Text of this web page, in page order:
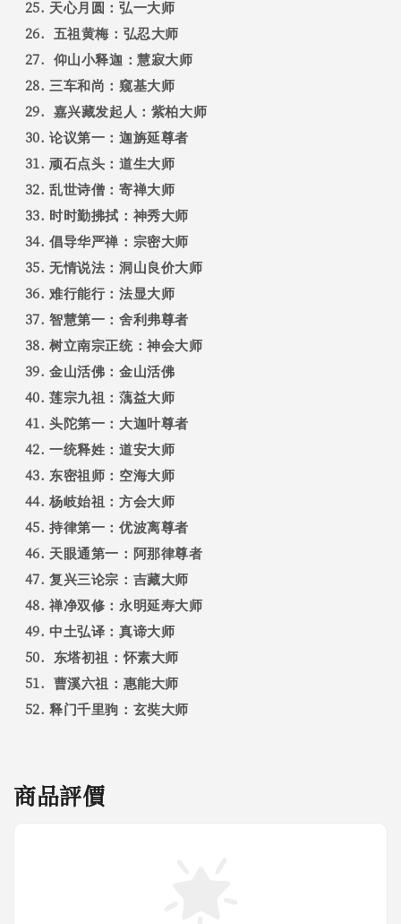
天心月圆：弘一大师
五祖黄梅：弘忍大师
仰山小释迦：慧寂大师
三车和尚：窥基大师
嘉兴藏发起人：紫柏大师
论议第一：迦旃延尊者
顽石点头：道生大师
乱世诗僧：寄禅大师
时时勤拂拭：神秀大师
倡导华严禅：宗密大师
无情说法：洞山良价大师
难行能行：法显大师
智慧第一：舍利弗尊者
树立南宗正统：神会大师
金山活佛：金山活佛
莲宗九祖：蕅益大师
头陀第一：大迦叶尊者
一统释姓：道安大师
东密祖师：空海大师
杨岐始祖：方会大师
持律第一：优波离尊者
天眼通第一：阿那律尊者
复兴三论宗：吉藏大师
禅净双修：永明延寿大师
中土弘译：真谛大师
东塔初祖：怀素大师
曹溪六祖：惠能大师
释门千里驹：玄奘大师
商品評價